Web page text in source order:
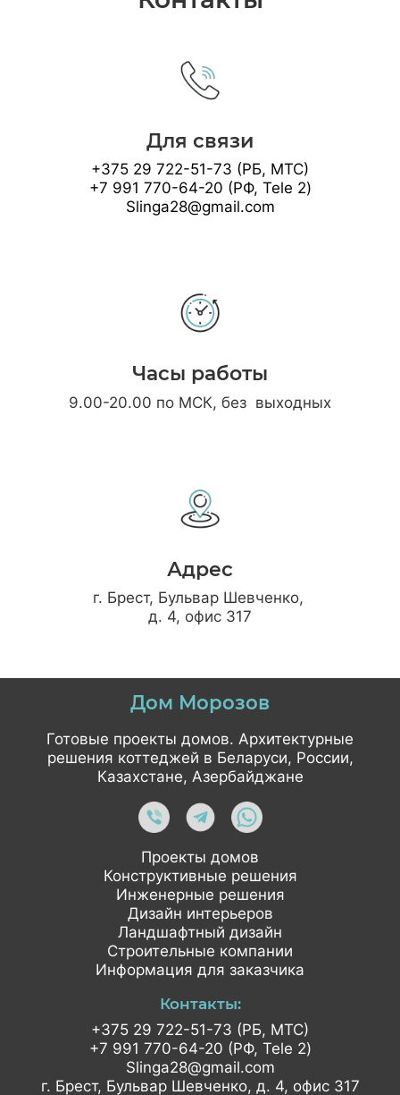
Для связи
+375 29 722-51-73 (РБ, МТС)
+7 991 770-64-20 (РФ, Tele 2)
Slinga28@gmail.com
Часы работы
9.00-20.00 по МСК, без выходных
Адрес
г. Брест, Бульвар Шевченко,
д. 4, офис 317
Дом Морозов
Готовые проекты домов. Архитектурные
решения коттеджей в Беларуси, России,
Казахстане, Азербайджане
Проекты домов
Конструктивные решения
Инженерные решения
Дизайн интерьеров
Ландшафтный дизайн
Строительные компании
Информация для заказчика
Контакты:
+375 29 722-51-73 (РБ, МТС)
+7 991 770-64-20 (РФ, Tele 2)
Slinga28@gmail.com
г. Брест, Бульвар Шевченко, д. 4, офис 317